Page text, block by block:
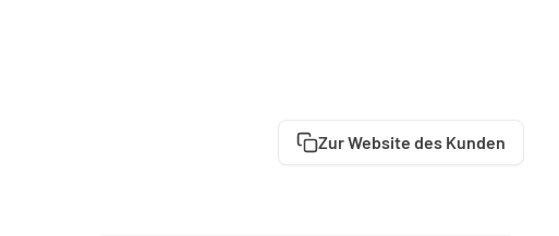
Zur Website des Kunden